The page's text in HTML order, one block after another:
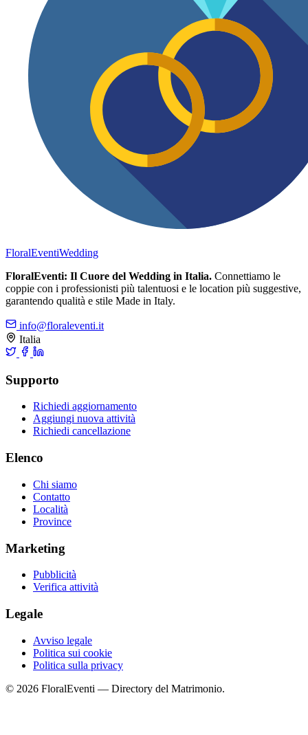
FloralEventiWedding
FloralEventi: Il Cuore del Wedding in Italia. Connettiamo le
coppie con i professionisti più talentuosi e le location più suggestive,
garantendo qualità e stile Made in Italy.
info@floraleventi.it
Italia
Supporto
Richiedi aggiornamento
Aggiungi nuova attività
Richiedi cancellazione
Elenco
Chi siamo
Contatto
Località
Province
Marketing
Pubblicità
Verifica attività
Legale
Avviso legale
Politica sui cookie
Politica sulla privacy
© 2026 FloralEventi — Directory del Matrimonio.